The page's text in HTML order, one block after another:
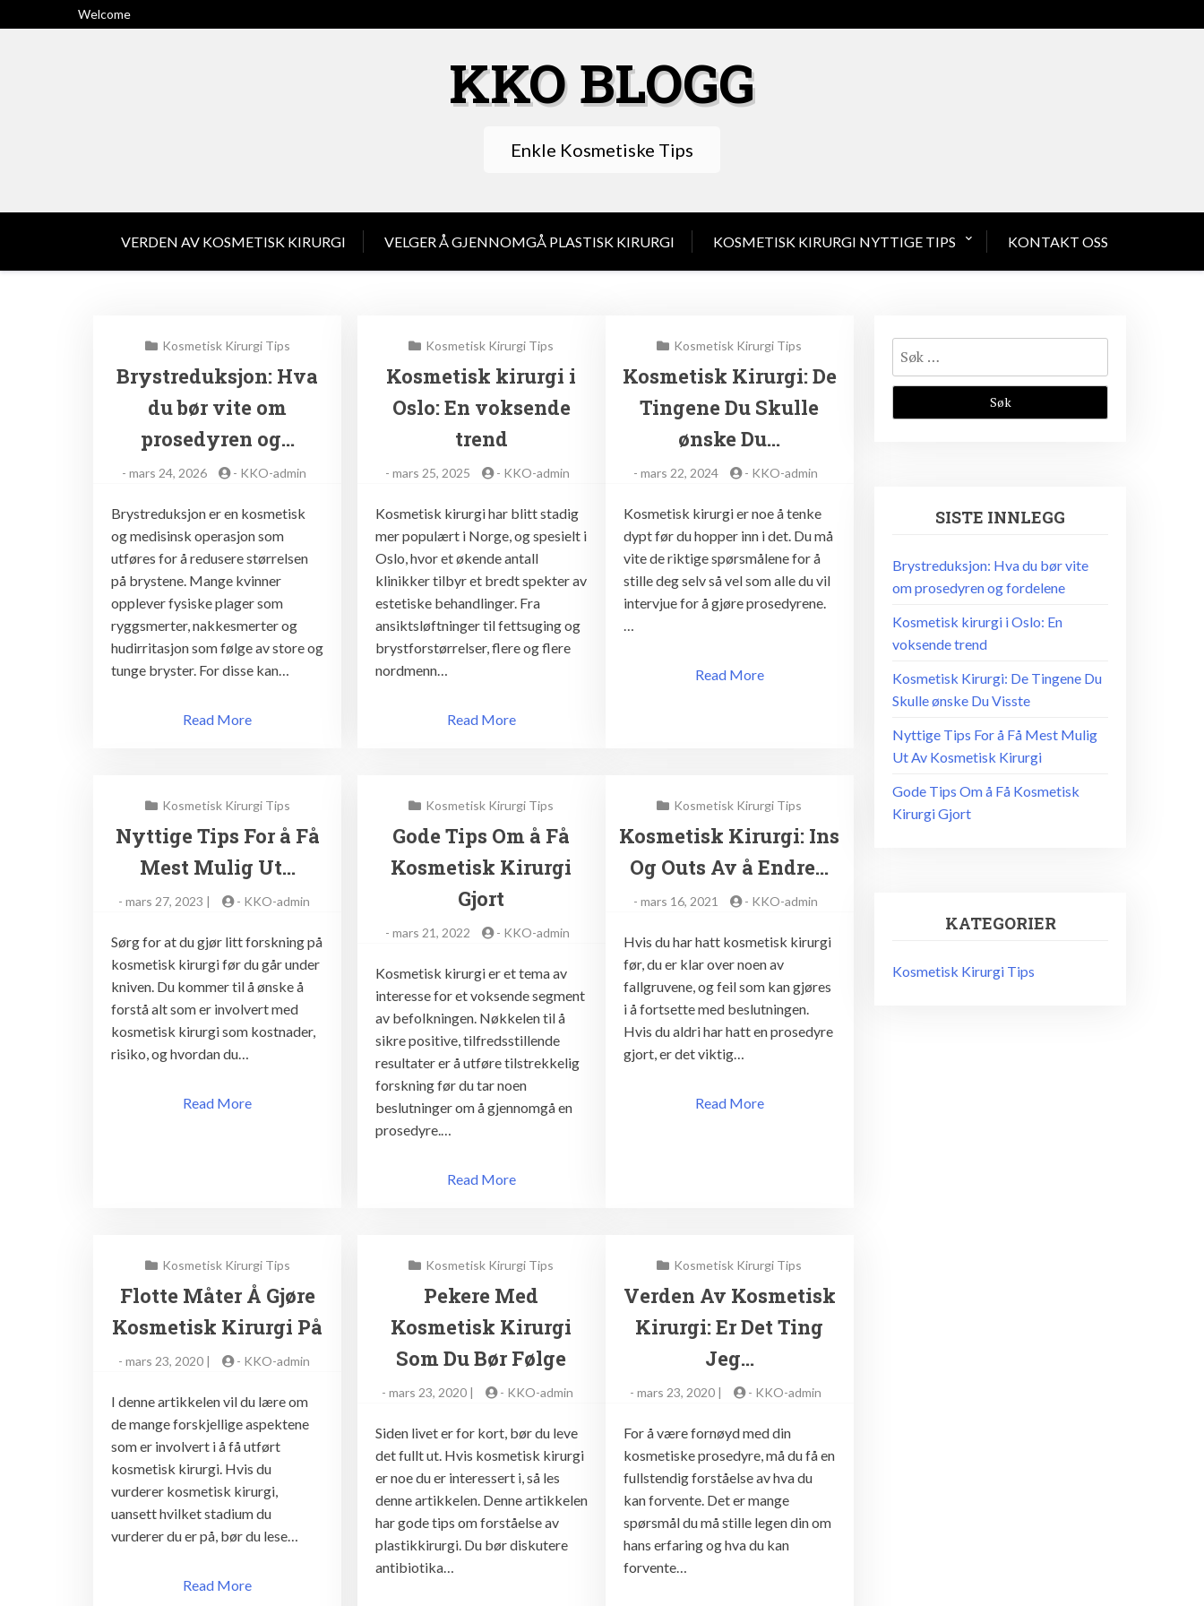
to
Welcome
KKO BLOGG
Enkle Kosmetiske Tips
VERDEN AV KOSMETISK KIRURGI VELGER Å GJENNOMGÅ PLASTISK KIRURGI KOSMETISK KIRURGI NYTTIGE TIPS KONTAKT OSS
Kosmetisk
Kirurgi
Nyttige
Tips
Kosmetisk Kirurgi Tips
Brystreduksjon: Hva
du bør vite om
prosedyren og…
- mars 24, 2026 - KKO-admin
Brystreduksjon er en kosmetisk
og medisinsk operasjon som
utføres for å redusere størrelsen
på brystene. Mange kvinner
opplever fysiske plager som
ryggsmerter, nakkesmerter og
hudirritasjon som følge av store og
tunge bryster. For disse kan…
Read More
Kosmetisk Kirurgi Tips
Kosmetisk kirurgi i
Oslo: En voksende
trend
-mars 25, 2025 - KKO-admin
Kosmetisk kirurgi har blitt stadig
mer populært i Norge, og spesielt i
Oslo, hvor et økende antall
klinikker tilbyr et bredt spekter av
estetiske behandlinger. Fra
ansiktsløftninger til fettsuging og
brystforstørrelser, flere og flere
nordmenn…
Read More
Kosmetisk Kirurgi Tips
Kosmetisk Kirurgi: De
Tingene Du Skulle
ønske Du…
-mars 22, 2024 - KKO-admin
Kosmetisk kirurgi er noe å tenke
dypt før du hopper inn i det. Du må
vite de riktige spørsmålene for å
stille deg selv så vel som alle du vil
intervjue for å gjøre prosedyrene.
…
Read More
Kosmetisk Kirurgi Tips
Nyttige Tips For å Få
Mest Mulig Ut…
- mars 27, 2023 | - KKO-admin
Sørg for at du gjør litt forskning på
kosmetisk kirurgi før du går under
kniven. Du kommer til å ønske å
forstå alt som er involvert med
kosmetisk kirurgi som kostnader,
risiko, og hvordan du…
Read More
Kosmetisk Kirurgi Tips
Gode Tips Om å Få
Kosmetisk Kirurgi
Gjort
-mars 21, 2022 - KKO-admin
Kosmetisk kirurgi er et tema av
interesse for et voksende segment
av befolkningen. Nøkkelen til å
sikre positive, tilfredsstillende
resultater er å utføre tilstrekkelig
forskning før du tar noen
beslutninger om å gjennomgå en
prosedyre.…
Read More
Kosmetisk Kirurgi Tips
Kosmetisk Kirurgi: Ins
Og Outs Av å Endre…
-mars 16, 2021 - KKO-admin
Hvis du har hatt kosmetisk kirurgi
før, du er klar over noen av
fallgruvene, og feil som kan gjøres
i å fortsette med beslutningen.
Hvis du aldri har hatt en prosedyre
gjort, er det viktig…
Read More
Kosmetisk Kirurgi Tips
Flotte Måter Å Gjøre
Kosmetisk Kirurgi På
- mars 23, 2020 | - KKO-admin
I denne artikkelen vil du lære om
de mange forskjellige aspektene
som er involvert i å få utført
kosmetisk kirurgi. Hvis du
vurderer kosmetisk kirurgi,
uansett hvilket stadium du
vurderer du er på, bør du lese…
Read More
Kosmetisk Kirurgi Tips
Pekere Med
Kosmetisk Kirurgi
Som Du Bør Følge
-mars 23, 2020 | - KKO-admin
Siden livet er for kort, bør du leve
det fullt ut. Hvis kosmetisk kirurgi
er noe du er interessert i, så les
denne artikkelen. Denne artikkelen
har gode tips om forståelse av
plastikkirurgi. Du bør diskutere
antibiotika…
Kosmetisk Kirurgi Tips
Verden Av Kosmetisk
Kirurgi: Er Det Ting
Jeg…
-mars 23, 2020 | - KKO-admin
For å være fornøyd med din
kosmetiske prosedyre, må du få en
fullstendig forståelse av hva du
kan forvente. Det er mange
spørsmål du må stille legen din om
hans erfaring og hva du kan
forvente…
Søk
etter:
SISTE INNLEGG
Brystreduksjon: Hva du bør vite
om prosedyren og fordelene
Kosmetisk kirurgi i Oslo: En
voksende trend
Kosmetisk Kirurgi: De Tingene Du
Skulle ønske Du Visste
Nyttige Tips For å Få Mest Mulig
Ut Av Kosmetisk Kirurgi
Gode Tips Om å Få Kosmetisk
Kirurgi Gjort
KATEGORIER
Kosmetisk Kirurgi Tips